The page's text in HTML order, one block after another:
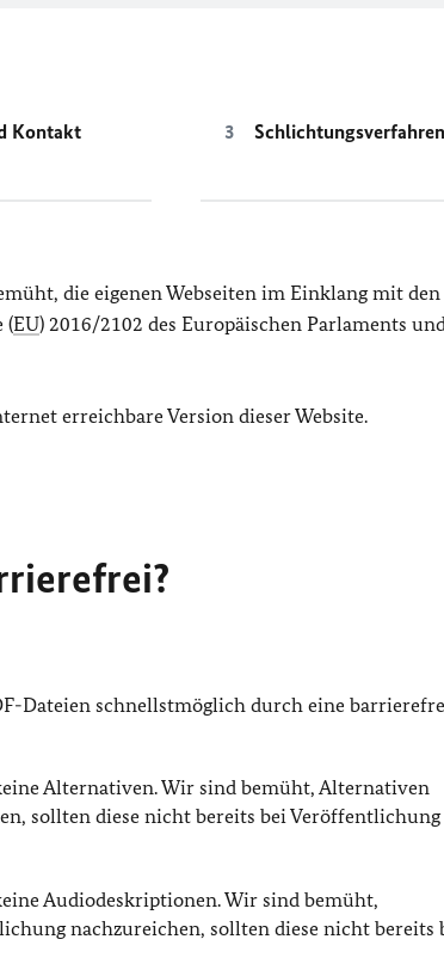
Kontakt Schlichtungsverfahren
die eigenen Webseiten im Einklang mit den
(EU) 2016/2102 des Europäischen Parlaments
erreichbare Version dieser Website.
Dateien schnellstmöglich durch eine
Alternativen. Wir sind bemüht, Alternativen
sollten diese nicht bereits bei Veröffentlichung
Audiodeskriptionen. Wir sind bemüht,
nachzureichen, sollten diese nicht bereits